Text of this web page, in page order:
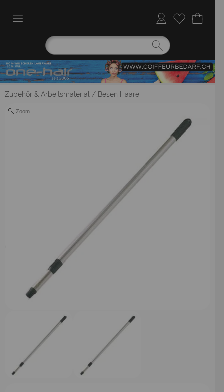
Zubehör & Arbeitsmaterial / Besen Haare
Zoom